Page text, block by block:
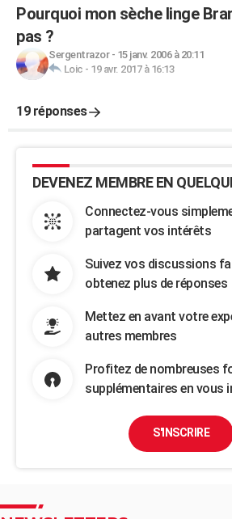
Pourquoi mon sèche linge
pas ?
Sergentrazor- 15 janv. 2006 à 20:11
Loic - 19 avr. 2017 à 16:13
19 réponses
DEVENEZ MEMBRE EN
Connectez-vous
partagent vos intérêts
Suivez vos discussions
obtenez plus de réponses
Mettez en avant votre
autres membres
Profitez de nombreuses
supplémentaires en vous
S'INSCRIRE